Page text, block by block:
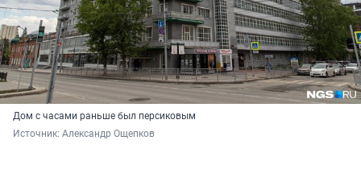
Дом с часами раньше был персиковым
Источник: Александр Ощепков